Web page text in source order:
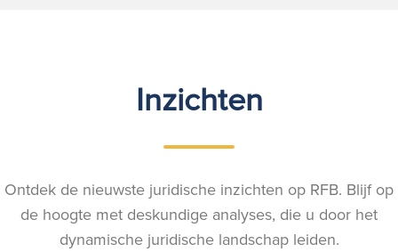
Inzichten
Ontdek de nieuwste juridische inzichten op RFB. Blijf op
de hoogte met deskundige analyses, die u door het
dynamische juridische landschap leiden.